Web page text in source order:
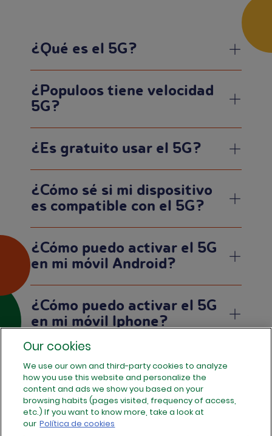
¿Qué es el 5G?
¿Populoos tiene velocidad
5G?
¿Es gratuito usar el 5G?
¿Cómo sé si mi dispositivo
es compatible con el 5G?
¿Cómo puedo activar el 5G
en mi móvil Android?
¿Cómo puedo activar el 5G
en mi móvil Iphone?
¿Es necesario cambiar la
SIM para tener 5G?
¿Por qué mi móvil no tiene
Our cookies
We use our own and third-party cookies to analyze
how you use this website and personalize the
content and ads we show you based on your
browsing habits (pages visited, frequency of access,
etc.) If you want to know more, take a look at
our Política de cookies